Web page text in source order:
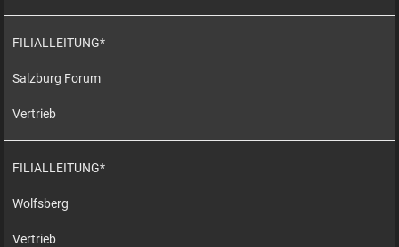
FILIALLEITUNG*
Salzburg Forum
Vertrieb
FILIALLEITUNG*
Wolfsberg
Vertrieb